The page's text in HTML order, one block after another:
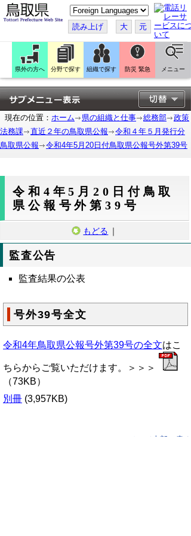
こ
の
ペ
ー
ジ
翻
訳
す
る
読み上げ 大 元
県外の方へ 分野で探す 組織で探す 防災 緊急 メニュー
現在の位置： ホーム 県の組織と仕事 総務部
政策
法務課
直近２年の鳥取県公報
令和４年５月発行分
鳥取県公報
令和4年5月20日付鳥取県公報号外第39号
令和4年5月20日付鳥取
県公報号外第39号
もどる ｜
監査公告
監査結果の公表
号外39号全文
令和4年鳥取県公報号外第39号の全文はこ
ちらからご覧いただけます。＞＞＞
（73KB）
別冊 (3,957KB)
▲ページ上部に戻る